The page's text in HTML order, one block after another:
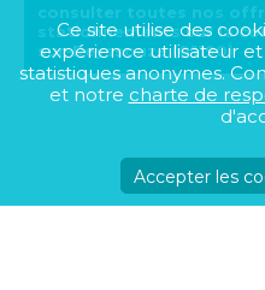
consulter toutes nos
stationnements sur la
sur-Reyssouze (01190)
Ce site utilise des
expérience utilisateur
statistiques anonymes.
et notre charte de
Accepter les